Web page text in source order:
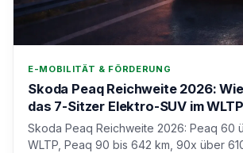
E-MOBILITÄT & FÖRDERUNG
Skoda Peaq Reichweite 2026:
das 7-Sitzer Elektro-SUV im
Skoda Peaq Reichweite 2026: Peaq 60
WLTP, Peaq 90 bis 642 km, 90x über